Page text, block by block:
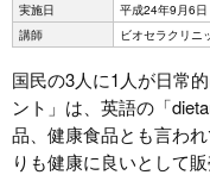
実施日
平成24年9月6
講師
ビオセラクリ
国民の3人に1人が日常
ント」は、英語の「
品、健康食品とも言わ
りも健康に良いとして